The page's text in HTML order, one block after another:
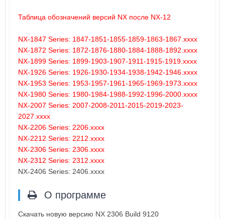
Таблица обозначений версий NX после NX-12
NX-1847 Series: 1847-1851-1855-1859-1863-1867.xxxx
NX-1872 Series: 1872-1876-1880-1884-1888-1892.xxxx
NX-1899 Series: 1899-1903-1907-1911-1915-1919.xxxx
NX-1926 Series: 1926-1930-1934-1938-1942-1946.xxxx
NX-1953 Series: 1953-1957-1961-1965-1969-1973.xxxx
NX-1980 Series: 1980-1984-1988-1992-1996-2000.xxxx
NX-2007 Series: 2007-2008-2011-2015-2019-2023-
2027.xxxx
NX-2206 Series: 2206.xxxx
NX-2212 Series: 2212.xxxx
NX-2306 Series: 2306.xxxx
NX-2312 Series: 2312.xxxx
NX-2406 Series: 2406.xxxx
О программе
Скачать новую версию NX 2306 Build 9120